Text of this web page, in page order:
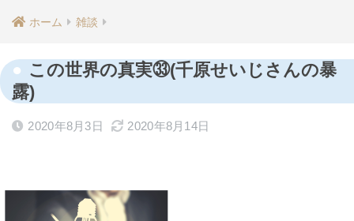
ホーム 雑談
この世界の真実㉝(千原せいじさんの暴
露)
2020年8月3日 2020年8月14日